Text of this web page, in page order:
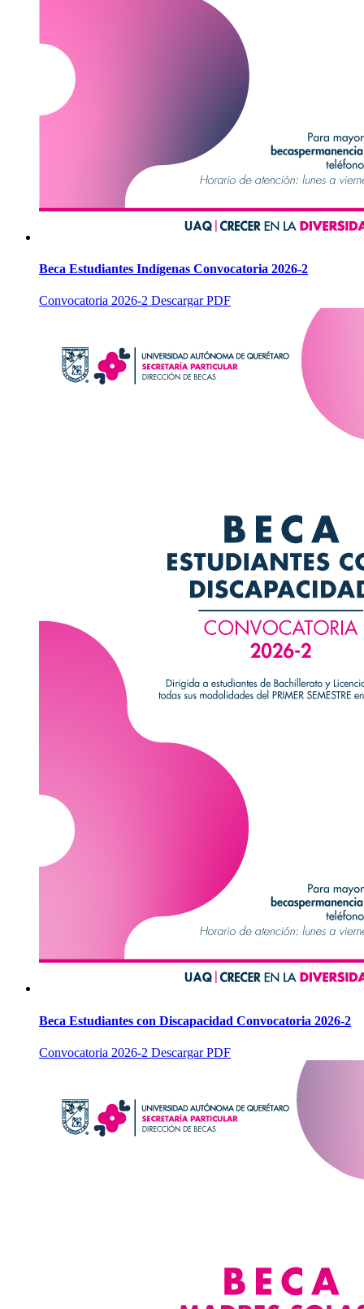
Beca Estudiantes Indígenas Convocatoria 2026-2
Convocatoria 2026-2 Descargar PDF
Beca Estudiantes con Discapacidad Convocatoria 2026-2
Convocatoria 2026-2 Descargar PDF